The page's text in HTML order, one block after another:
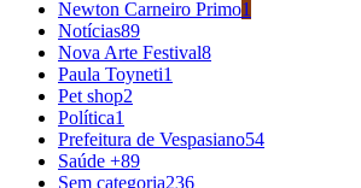
Newton Carneiro Primo1
Notícias89
Nova Arte Festival8
Paula Toyneti1
Pet shop2
Política1
Prefeitura de Vespasiano54
Saúde +89
Sem categoria236